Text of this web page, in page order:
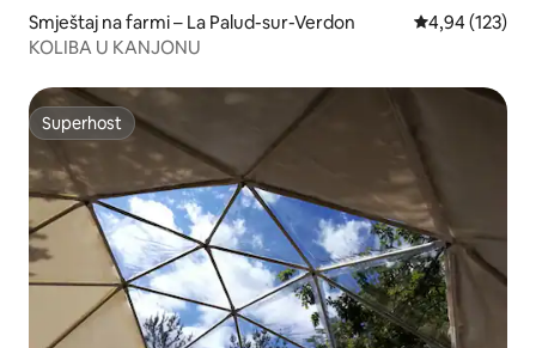
Smještaj na farmi – La Palud-sur-Verdon Prosječna
4,94 (123)
KOLIBA U KANJONU
Superhost
Superhost